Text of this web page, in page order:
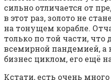
сильно отличается от
в этот раз, золото не
на тонущем корабле.
только по той части,
всемирной пандемией, а
бизнес циклом, его ещё
Кстати, есть очень